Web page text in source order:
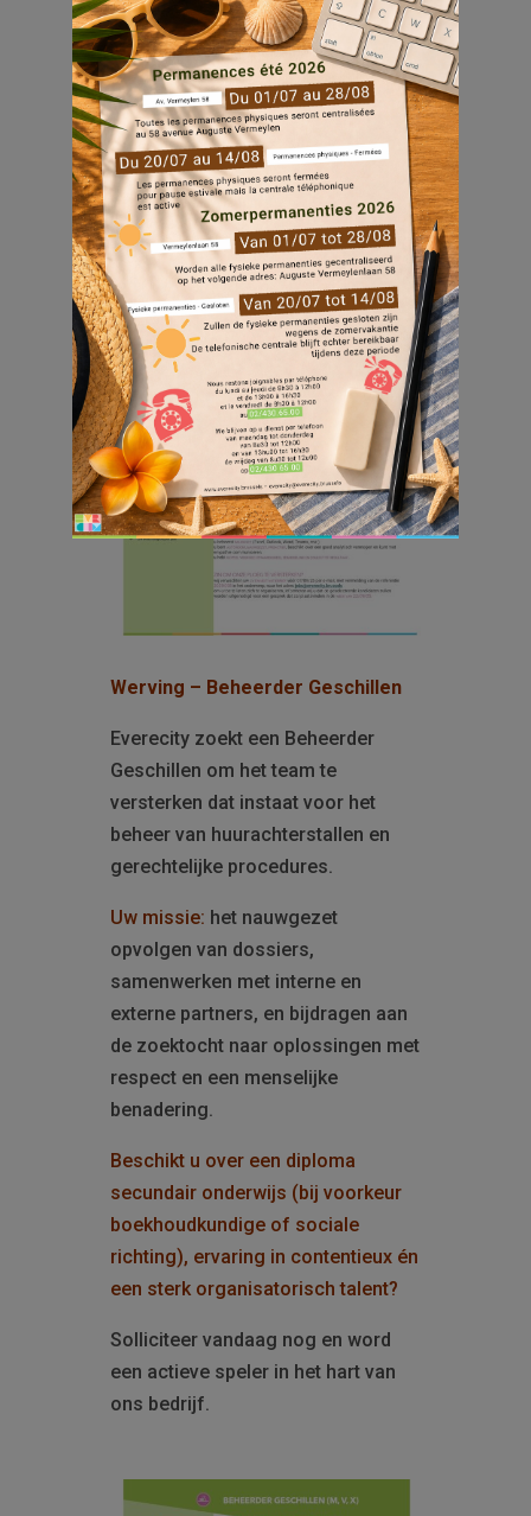
bemiddeling?
Stuur ons dan uw kandidatuur en
draag actief bij aan onze missie:
het behoud van huisvesting en de
begeleiding van onze bewoners.
Werving – Beheerder Geschillen
Everecity zoekt een Beheerder
Geschillen om het team te
versterken dat instaat voor het
beheer van huurachterstallen en
gerechtelijke procedures.
Uw missie: het nauwgezet
opvolgen van dossiers,
samenwerken met interne en
externe partners, en bijdragen aan
de zoektocht naar oplossingen met
respect en een menselijke
benadering.
Beschikt u over een diploma
secundair onderwijs (bij voorkeur
boekhoudkundige of sociale
richting), ervaring in contentieux én
een sterk organisatorisch talent?
Solliciteer vandaag nog en word
een actieve speler in het hart van
ons bedrijf.